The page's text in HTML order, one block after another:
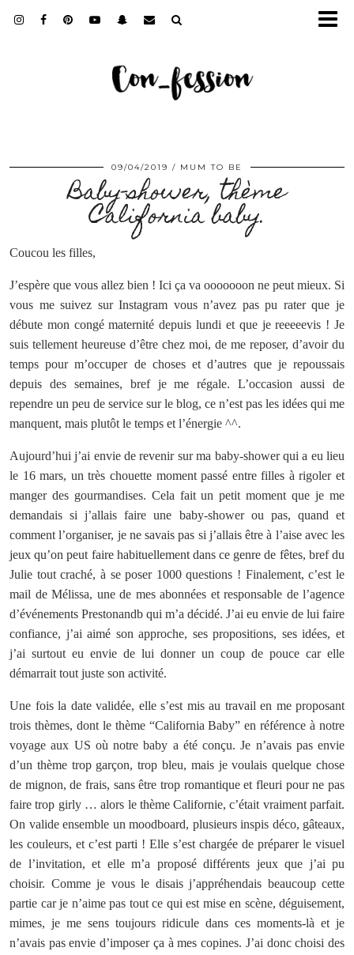
09/04/2019 MUM TO BE
Baby-shower, thème
California baby.
Coucou les filles,
J’espère que vous allez bien ! Ici ça va ooooooon ne peut mieux. Si
vous me suivez sur Instagram vous n’avez pas pu rater que je
débute mon congé maternité depuis lundi et que je reeeeevis ! Je
suis tellement heureuse d’être chez moi, de me reposer, d’avoir du
temps pour m’occuper de choses et d’autres que je repoussais
depuis des semaines, bref je me régale. L’occasion aussi de
rependre un peu de service sur le blog, ce n’est pas les idées qui me
manquent, mais plutôt le temps et l’énergie ^^.
Aujourd’hui j’ai envie de revenir sur ma baby-shower qui a eu lieu
le 16 mars, un très chouette moment passé entre filles à rigoler et
manger des gourmandises. Cela fait un petit moment que je me
demandais si j’allais faire une baby-shower ou pas, quand et
comment l’organiser, je ne savais pas si j’allais être à l’aise avec les
jeux qu’on peut faire habituellement dans ce genre de fêtes, bref du
Julie tout craché, à se poser 1000 questions ! Finalement, c’est le
mail de Mélissa, une de mes abonnées et responsable de l’agence
d’événements Prestonandb qui m’a décidé. J’ai eu envie de lui faire
confiance, j’ai aimé son approche, ses propositions, ses idées, et
j’ai surtout eu envie de lui donner un coup de pouce car elle
démarrait tout juste son activité.
Une fois la date validée, elle s’est mis au travail en me proposant
trois thèmes, dont le thème “California Baby” en référence à notre
voyage aux US où notre baby a été conçu. Je n’avais pas envie
d’un thème trop garçon, trop bleu, mais je voulais quelque chose
de mignon, de frais, sans être trop romantique et fleuri pour ne pas
faire trop girly … alors le thème Californie, c’était vraiment parfait.
On valide ensemble un moodboard, plusieurs inspis déco, gâteaux,
les couleurs, et c’est parti ! Elle s’est chargée de préparer le visuel
de l’invitation, et elle m’a proposé différents jeux que j’ai pu
choisir. Comme je vous le disais j’appréhendais beaucoup cette
partie car je n’aime pas tout ce qui est mise en scène, déguisement,
mimes, je me sens toujours ridicule dans ces moments-là et je
n’avais pas envie d’imposer ça à mes copines. J’ai donc choisi des